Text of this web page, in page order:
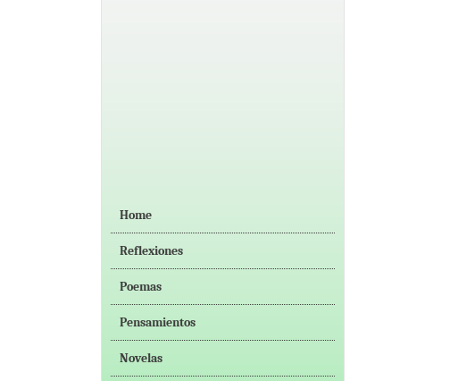
Home
Reflexiones
Poemas
Pensamientos
Novelas